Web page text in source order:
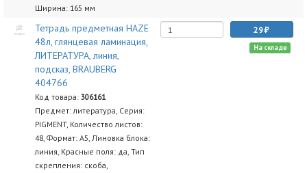
Ширина: 165 мм
Тетрадь предметная HAZE
48л, глянцевая ламинация,
ЛИТЕРАТУРА, линия,
подсказ, BRAUBERG
404766
Код товара: 306161
Предмет: литература, Серия:
PIGMENT, Количество листов:
48, Формат: А5, Линовка блока:
линия, Красные поля: да, Тип
скрепления: скоба,
29
На складе